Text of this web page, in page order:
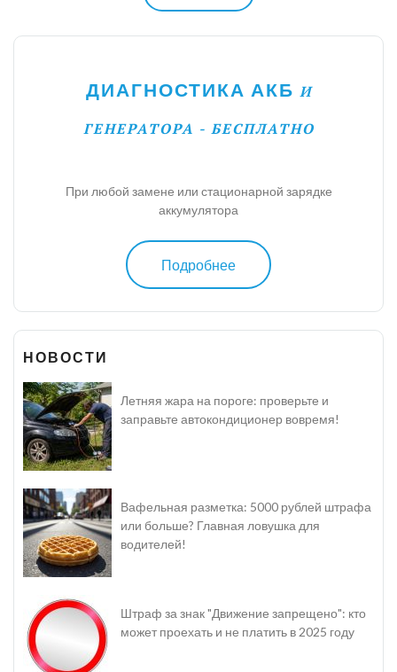
ДИАГНОСТИКА АКБ И
ГЕНЕРАТОРА - БЕСПЛАТНО
При любой замене или стационарной зарядке
аккумулятора
Подробнее
НОВОСТИ
Летняя жара на пороге: проверьте и
заправьте автокондиционер вовремя!
Вафельная разметка: 5000 рублей штрафа
или больше? Главная ловушка для
водителей!
Штраф за знак "Движение запрещено": кто
может проехать и не платить в 2025 году